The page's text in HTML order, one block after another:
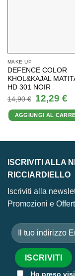
MAKE UP
DEFENCE COLOR
KHOL&KAJAL
HD 301 NOIR
14,90€
Il
prezzo
originale
era:
14,90 €.
12,29 €Il
è:
AGGIUNGI AL
ISCRIVITI ALLA
RICCIARDIELLO
Iscriviti alla
Promozioni e
Ho preso